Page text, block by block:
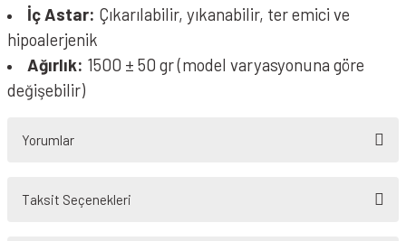
İç Astar: Çıkarılabilir, yıkanabilir, ter emici ve
hipoalerjenik
Ağırlık: 1500 ± 50 gr (model varyasyonuna göre
değişebilir)
Yorumlar
Taksit Seçenekleri